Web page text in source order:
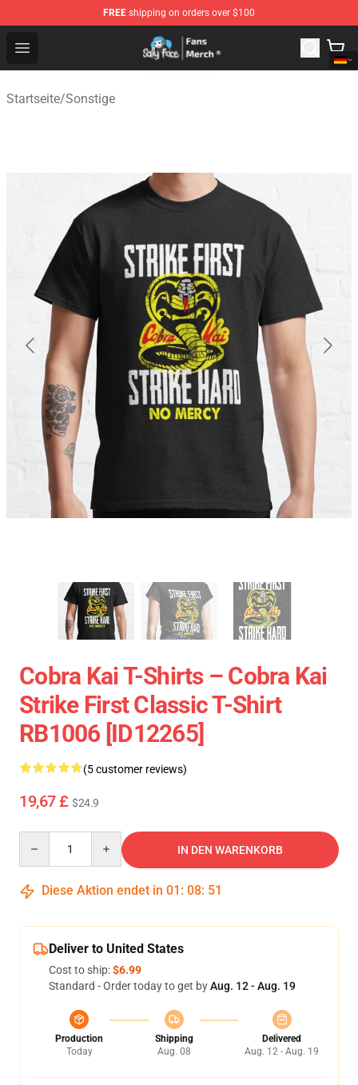
FREE shipping on orders over $100
Open menu
Sally Face Store - Official Sally Face Merchandise Shop
Startseite/Sonstige
Cobra Kai T-Shirts – Cobra Kai
Strike First Classic T-Shirt
RB1006 [ID12265]
(5 customer reviews)
19,67 £ $24.9
IN DEN WARENKORB
Diese Aktion endet in 01 : 08: 50
Deliver to United States
Cost to ship:$6.99
Standard - Order today to get byAug. 12 - Aug. 19
Production
Today
Shipping
Aug. 08
Delivered
Aug. 12 - Aug. 19